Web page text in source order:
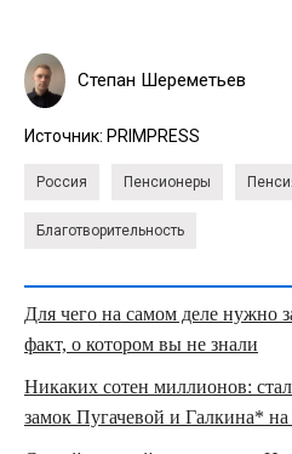
Степан Шереметьев
Источник: PRIMPRESS
Россия Пенсионеры
Благотворительность
Для чего на самом деле нужно
факт, о котором вы не знали
Никаких сотен миллионов:
замок Пугачевой и Галкина*